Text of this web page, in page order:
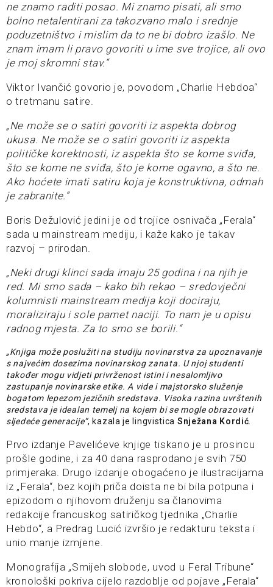
ne znamo raditi posao. Mi znamo pisati, ali smo
bolno netalentirani za takozvano malo i srednje
poduzetništvo i mislim da to ne bi dobro izašlo. Ne
znam imam li pravo govoriti u ime sve trojice, ali ovo
je moj skromni stav.“
Viktor Ivančić govorio je, povodom „Charlie Hebdoa“
o tretmanu satire.
„Ne može se o satiri govoriti iz aspekta dobrog
ukusa. Ne može se o satiri govoriti iz aspekta
političke korektnosti, iz aspekta što se kome sviđa,
što se kome ne sviđa, što je kome ogavno, a što ne.
Ako hoćete imati satiru koja je konstruktivna, odmah
je zabranite.“
Boris Dežulović jedini je od trojice osnivača „Ferala“
sada u mainstream mediju, i kaže kako je takav
razvoj – prirodan.
„Neki drugi klinci sada imaju 25 godina i na njih je
red. Mi smo sada – kako bih rekao – sredovječni
kolumnisti mainstream medija koji dociraju,
moraliziraju i sole pamet naciji. To nam je u opisu
radnog mjesta. Za to smo se borili.“
„Knjiga može poslužiti na studiju novinarstva za upoznavanje
s najvećim dosezima novinarskog zanata. U njoj studenti
također mogu vidjeti privrženost istini i nesalomljivo
zastupanje novinarske etike. A vide i majstorsko služenje
bogatom lepezom jezičnih sredstava. Visoka razina uvrštenih
sredstava je idealan temelj na kojem bi se mogle obrazovati
sljedeće generacije“, kazala je lingvistica Snježana Kordić
Prvo izdanje Pavelićeve knjige tiskano je u prosincu
prošle godine, i za 40 dana rasprodano je svih 750
primjeraka. Drugo izdanje obogaćeno je ilustracijama
iz „Ferala“, bez kojih priča doista ne bi bila potpuna i
epizodom o njihovom druženju sa članovima
redakcije francuskog satiričkog tjednika „Charlie
Hebdo“, a Predrag Lucić izvršio je redakturu teksta i
unio manje izmjene.
Monografija „Smijeh slobode, uvod u Feral Tribune“
kronološki pokriva cijelo razdoblje od pojave „Ferala“